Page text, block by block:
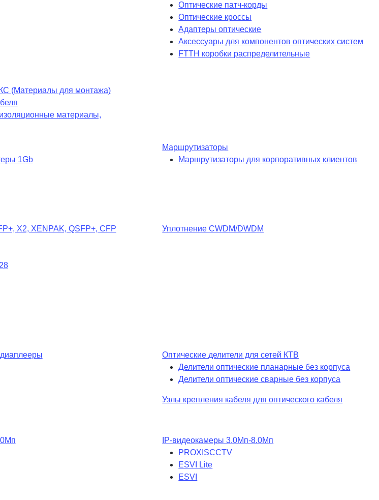
Оптические патч-корды
Оптические кроссы
Адаптеры оптические
Аксессуары для компонентов оптических систем
FTTH коробки распределительные
(Материалы для монтажа)
материалы,
1Gb
Маршрутизаторы
Маршрутизаторы для корпоративных клиентов
X2, XENPAK, QSFP+, CFP
Уплотнение CWDM/DWDM
Оптические делители для сетей КТВ
Делители оптические планарные без корпуса
Делители оптические сварные без корпуса
Узлы крепления кабеля для оптического кабеля
IP-видеокамеры 3.0Мп-8.0Мп
PROXISCCTV
ESVI Lite
ESVI